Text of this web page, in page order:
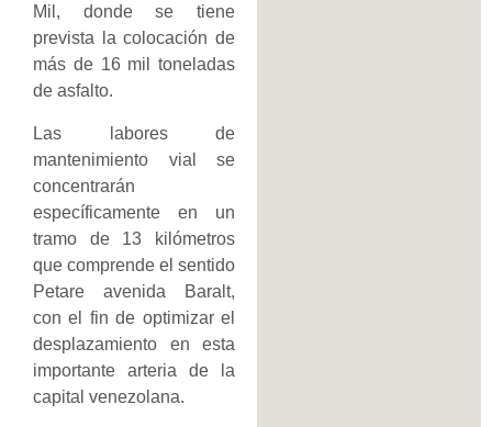
Mil, donde se tiene
prevista la colocación de
más de 16 mil toneladas
de asfalto.
Las labores de
mantenimiento vial se
concentrarán
específicamente en un
tramo de 13 kilómetros
que comprende el sentido
Petare avenida Baralt,
con el fin de optimizar el
desplazamiento en esta
importante arteria de la
capital venezolana.